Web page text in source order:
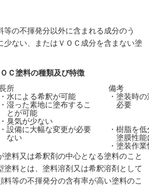
の不揮発分以外に含まれる成分のう
少ない、またはＶＯＣ成分を含まない塗
Ｃ塗料の種類及び特徴
所
備考
・水による希釈が可能
・湿った素地に塗布するこ
とが可能
・臭気が少ない
・塗装時
必要
・設備に大幅な変更が必要
ない
・樹脂を
塗膜性能
・塗装作
塗料又は希釈剤の中心となる塗料のこと
塗料とは、塗料溶剤又は希釈溶剤として
料等の不揮発分の含有率が高い塗料のこ